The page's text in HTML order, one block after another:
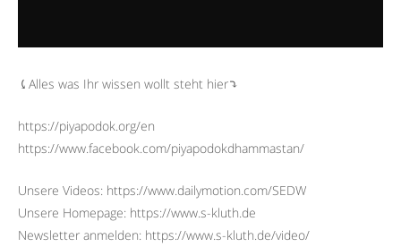
⤹Alles was Ihr wissen wollt steht hier⤵︎
https://piyapodok.org/en
https://www.facebook.com/piyapodokdhammastan/
Unsere Videos: https://www.dailymotion.com/SEDW
Unsere Homepage: https://www.s-kluth.de
Newsletter anmelden: https://www.s-kluth.de/video/